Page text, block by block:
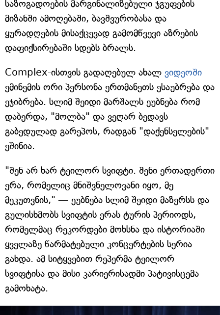
საზოგადოების მარგინალიზებული ჯგუფების
მიზანში ამოღებაში, ბავშვურობასა და
ყურადღების მისაქცევად გამომწვევი აზრების
დაფიქსირებაში სდებს ბრალს.
Complex-ისთვის გადაღებულ ახალ ვიდეოში
ემინემის ორი პერსონა ერთმანეთს ესაუბრება და
ეჯიბრება. სლიმ შეიდი მარშალს ეუბნება რომ
დაბერდა, "მოლბა" და ვეღარ ბედავს
გაბედულად გარეპოს, რადგან "დაქენსელების"
ეშინია.
"შენ არ ხარ ტეილორ სვიფტი. შენი ერთადერთი
ერა, რომელიც მნიშვნელოვანი იყო, მე
მეკუთვნის," — ეუბნება სლიმ შეიდი მაზერსს და
გულისხმობს სვიფტის ერას ტურის პერიოდს,
რომელმაც რეკორდები მოხსნა და ისტორიაში
ყველაზე წარმატებული კონცერტების სერია
გახდა. ამ სიტყვებით რეპერმა ტეილორ
სვიფტისა და მისი კარიერისადმი პატივისცემა
გამოხატა.